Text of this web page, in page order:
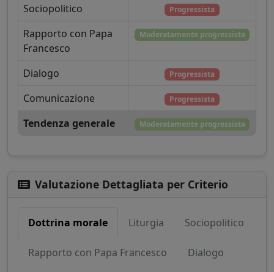
Sociopolitico Progressista
Rapporto con Papa
Francesco
Moderatamente progressista
Dialogo Progressista
Comunicazione Progressista
Tendenza generale Moderatamente progressista
Valutazione Dettagliata per Criterio
Dottrina morale Liturgia Sociopolitico
Rapporto con Papa Francesco Dialogo